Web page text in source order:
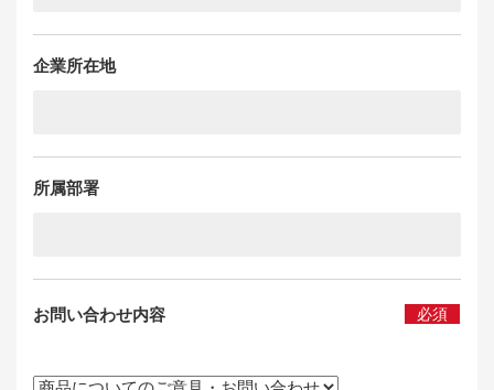
企業所在地
所属部署
お問い合わせ内容 必須